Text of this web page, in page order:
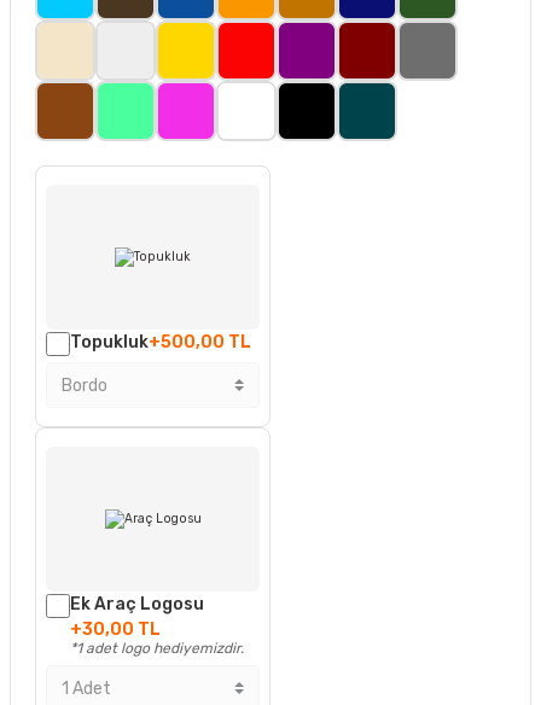
Topukluk+500,00 TL
Ek Araç Logosu
+30,00 TL
*1 adet logo hediyemizdir.